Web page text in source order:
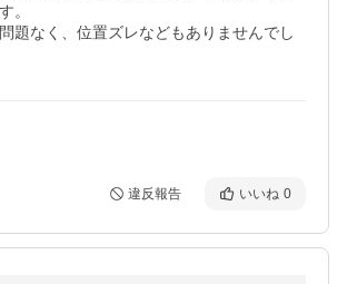
。
題なく、位置ズレなどもありませんでし
違反報告 いいね 0